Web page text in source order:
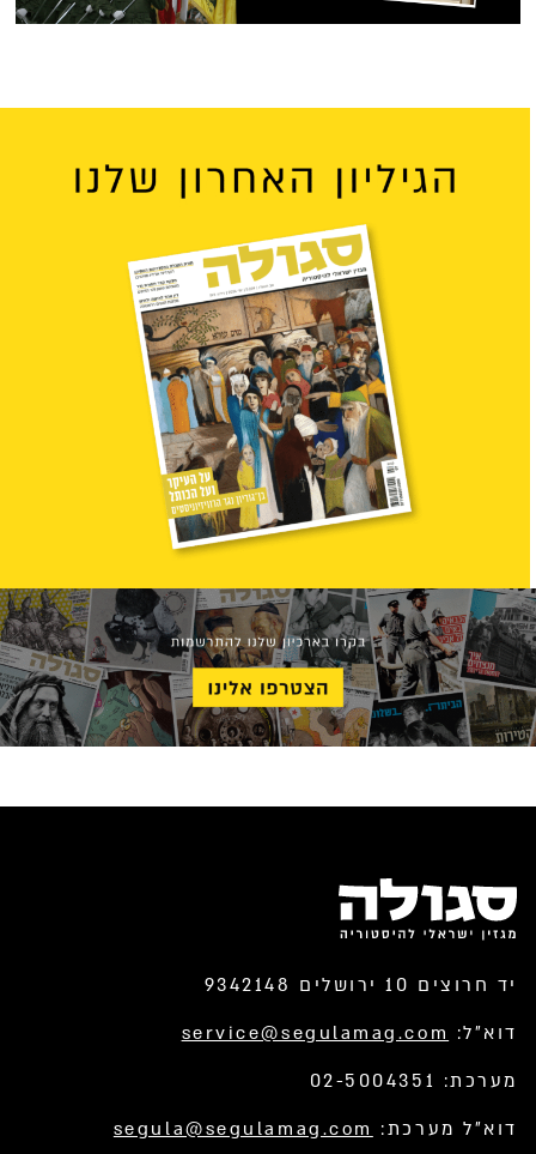
יד חרוצים 10 ירושלים 9342148
דוא”ל:service@segulamag.com
מערכת: 02-5004351
דוא”ל מערכת:segula@segulamag.com